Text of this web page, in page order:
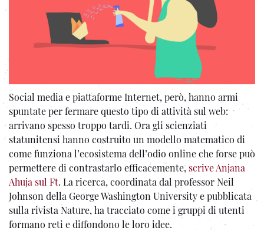
Social media e piattaforme Internet, però, hanno armi
spuntate per fermare questo tipo di attività sul web:
arrivano spesso troppo tardi. Ora gli scienziati
statunitensi hanno costruito un modello matematico di
come funziona l’ecosistema dell’odio online che forse può
permettere di contrastarlo efficacemente, scrive Anjana
Ahuja sul Ft. La ricerca, coordinata dal professor Neil
Johnson della George Washington University e pubblicata
sulla rivista Nature, ha tracciato come i gruppi di utenti
formano reti e diffondono le loro idee.